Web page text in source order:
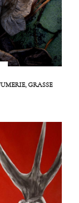
GRASSE